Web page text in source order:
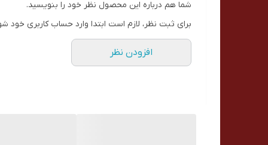
شما هم درباره این محصول نظر خود را بنویسید.
برای ثبت نظر، لازم است ابتدا وارد حساب کاربری خود
افزودن نظر